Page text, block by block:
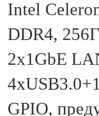
Intel
DDR4,
2x1GbE
GPIO,